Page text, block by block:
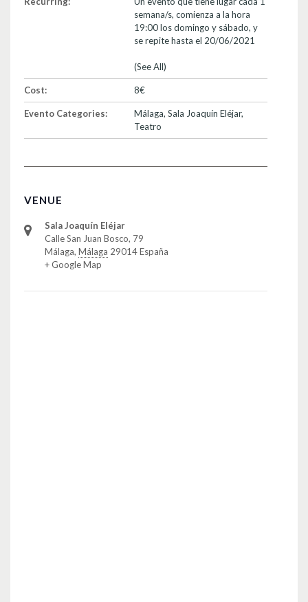
semana/s, comienza a la hora
19:00 los domingo y sábado, y
se repite hasta el 20/06/2021
(See All)
Cost: 8€
Evento Categories: Málaga, Sala Joaquín Eléjar,
Teatro
VENUE
Sala Joaquín Eléjar
Calle San Juan Bosco, 79
Málaga, Málaga 29014España
+ Google Map